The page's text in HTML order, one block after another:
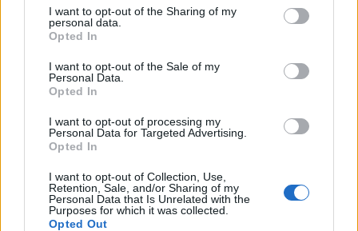
not limited to your visit or usage behaviour. You may click to
grant or deny consent to Google and its third-party tags to
use your data for below specified purposes in below Google
consent section.
I want to opt-out of the Sharing of my
personal data.
Opted In
I want to opt-out of the Sale of my
Personal Data.
Opted In
I want to opt-out of processing my
Personal Data for Targeted Advertising.
Opted In
I want to opt-out of Collection, Use,
Retention, Sale, and/or Sharing of my
Personal Data that Is Unrelated with the
Purposes for which it was collected.
Opted Out
Camilla Cabello és Ed Sheeran
Camilla Cabello uralkodott magán, amikor életében
először találkozott Ed Sheeran-nel. Egyáltalán nem
látszott rajta semmi. Viszont később egy interjúban
elárulta, hogy annyira izgatott volt, hogy három
perccel később berohant a mosdóba és percekig